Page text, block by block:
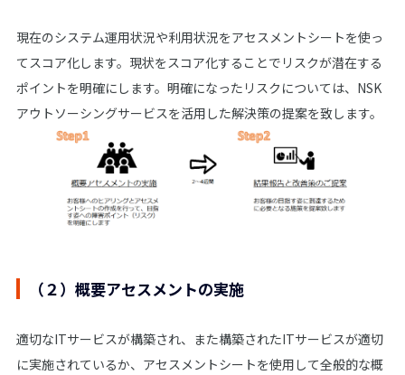
現在のシステム運用状況や利用状況をアセスメントシートを使っ
てスコア化します。現状をスコア化することでリスクが潜在する
ポイントを明確にします。明確になったリスクについては、NSK
アウトソーシングサービスを活用した解決策の提案を致します。
（２）概要アセスメントの実施
適切なITサービスが構築され、また構築されたITサービスが適切
に実施されているか、アセスメントシートを使用して全般的な概